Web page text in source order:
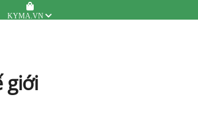
KYMA.VN
giới